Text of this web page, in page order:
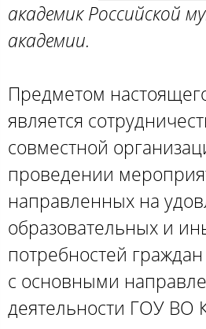
академик Российской
академии.
Предметом
является
совместной
проведении
направленных на
образовательных и
потребностей
с основными
деятельности ГОУ ВО